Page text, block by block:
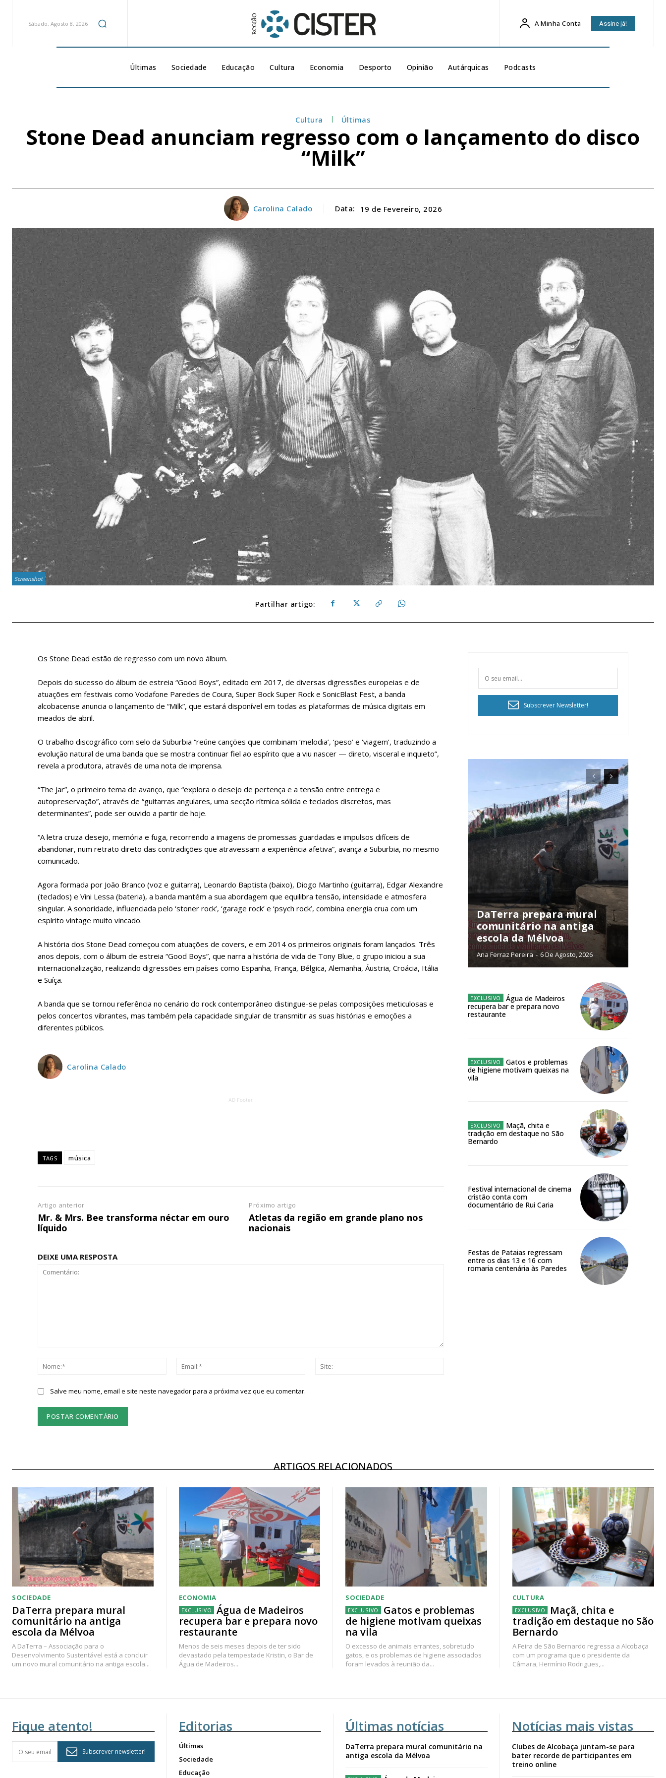
Planos de Assinatura
Faça-se assinante do Região de Cister e ajude-nos a manter este serviço público!
Escolha o plano de assinatura desejado:
ASSINATURA
IMPRESSA
32€
12 meses
ASSINATURA
DIGITAL ANUAL
16
Acesso aos conteúdos Exclusivos para
Sábado, Agosto 8, 2026 A Minha Conta Assine já!
Últimas Sociedade Educação Cultura Economia Desporto Opinião Autárquicas Podcasts
Cultura Últimas
Stone Dead anunciam regresso com o lançamento do disco
“Milk”
Carolina Calado Data: 19 de Fevereiro, 2026
Screenshot
Partilhar artigo:
Os Stone Dead estão de regresso com um novo álbum.
Depois do sucesso do álbum de estreia “Good Boys”, editado em 2017, de diversas digressões europeias e de
atuações em festivais como Vodafone Paredes de Coura, Super Bock Super Rock e SonicBlast Fest, a banda
alcobacense anuncia o lançamento de “Milk”, que estará disponível em todas as plataformas de música digitais em
meados de abril.
O trabalho discográfico com selo da Suburbia “reúne canções que combinam ‘melodia’, ‘peso’ e ‘viagem’, traduzindo a
evolução natural de uma banda que se mostra continuar fiel ao espírito que a viu nascer — direto, visceral e inquieto”,
revela a produtora, através de uma nota de imprensa.
“The Jar”, o primeiro tema de avanço, que “explora o desejo de pertença e a tensão entre entrega e
autopreservação”, através de “guitarras angulares, uma secção rítmica sólida e teclados discretos, mas
determinantes”, pode ser ouvido a partir de hoje.
“A letra cruza desejo, memória e fuga, recorrendo a imagens de promessas guardadas e impulsos difíceis de
abandonar, num retrato direto das contradições que atravessam a experiência afetiva”, avança a Suburbia, no mesmo
comunicado.
Agora formada por João Branco (voz e guitarra), Leonardo Baptista (baixo), Diogo Martinho (guitarra), Edgar Alexandre
(teclados) e Vini Lessa (bateria), a banda mantém a sua abordagem que equilibra tensão, intensidade e atmosfera
singular. A sonoridade, influenciada pelo ‘stoner rock’, ‘garage rock’ e ‘psych rock’, combina energia crua com um
espírito vintage muito vincado.
A história dos Stone Dead começou com atuações de covers, e em 2014 os primeiros originais foram lançados. Três
anos depois, com o álbum de estreia “Good Boys”, que narra a história de vida de Tony Blue, o grupo iniciou a sua
internacionalização, realizando digressões em países como Espanha, França, Bélgica, Alemanha, Áustria, Croácia, Itália
e Suíça.
A banda que se tornou referência no cenário do rock contemporâneo distingue-se pelas composições meticulosas e
pelos concertos vibrantes, mas também pela capacidade singular de transmitir as suas histórias e emoções a
diferentes públicos.
Carolina Calado
AD Footer
TAGS música
Artigo anterior
Mr. & Mrs. Bee transforma néctar em ouro
líquido
Próximo artigo
Atletas da região em grande plano nos
nacionais
DEIXE UMA RESPOSTA
Nome:*
Email:*
Salve meu nome, email e site neste navegador para a próxima vez que eu comentar.
Subscrever Newsletter!
DaTerra prepara mural
comunitário na antiga
escola da Mélvoa
Ana Ferraz Pereira - 6 De Agosto, 2026
Água de Madeiros
recupera bar e prepara novo
restaurante
Gatos e problemas
de higiene motivam queixas na
vila
Maçã, chita e
tradição em destaque no São
Bernardo
Festival internacional de cinema
cristão conta com
documentário de Rui Caria
Festas de Pataias regressam
entre os dias 13 e 16 com
romaria centenária às Paredes
ARTIGOS RELACIONADOS
SOCIEDADE
DaTerra prepara mural
comunitário na antiga
escola da Mélvoa
A DaTerra – Associação para o
Desenvolvimento Sustentável está a concluir
um novo mural comunitário na antiga escola...
ECONOMIA
Água de Madeiros
recupera bar e prepara novo
restaurante
Menos de seis meses depois de ter sido
devastado pela tempestade Kristin, o Bar de
Água de Madeiros...
SOCIEDADE
Gatos e problemas
de higiene motivam queixas
na vila
O excesso de animais errantes, sobretudo
gatos, e os problemas de higiene associados
foram levados à reunião da...
CULTURA
Maçã, chita e
tradição em destaque no São
Bernardo
A Feira de São Bernardo regressa a Alcobaça
com um programa que o presidente da
Câmara, Hermínio Rodrigues,...
Fique atento!
Subscrever newsletter!
Editorias
Últimas
Sociedade
Educação
Últimas notícias
DaTerra prepara mural comunitário na
antiga escola da Mélvoa
Notícias mais vistas
Clubes de Alcobaça juntam-se para
bater recorde de participantes em
treino online